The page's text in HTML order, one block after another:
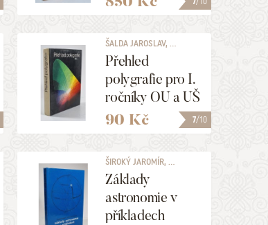
7/10
ŠALDA JAROSLAV, ...
Přehled
polygrafie pro I.
ročníky OU a UŠ
polygrafických
škol a SPŠG
90 Kč
ŠIROKÝ JAROMÍR, ...
Základy
astronomie v
příkladech